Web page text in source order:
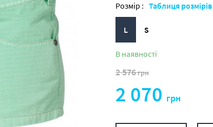
Розмір : Таблиця розмірів
L S
В наявності
2 576грн
2 070 грн